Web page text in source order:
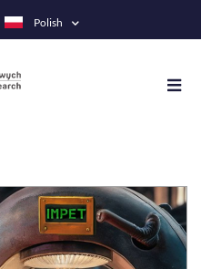
do
Polish